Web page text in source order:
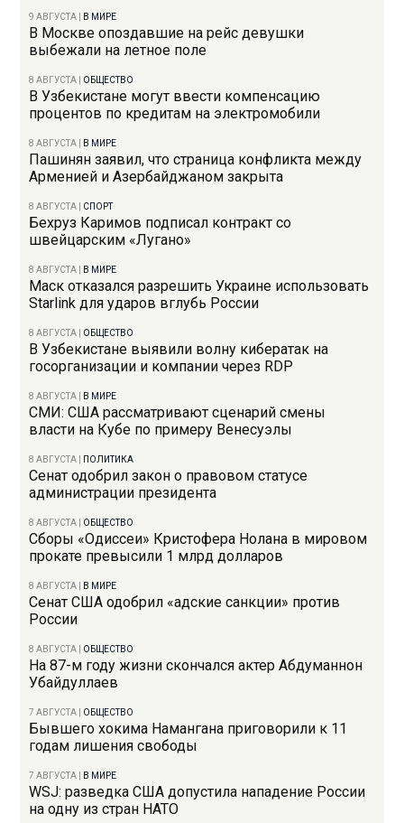
9 АВГУСТА В МИРЕ
В Москве опоздавшие на рейс девушки
выбежали на летное поле
8 АВГУСТА ОБЩЕСТВО
В Узбекистане могут ввести компенсацию
процентов по кредитам на электромобили
8 АВГУСТА В МИРЕ
Пашинян заявил, что страница конфликта между
Арменией и Азербайджаном закрыта
8 АВГУСТА СПОРТ
Бехруз Каримов подписал контракт со
швейцарским «Лугано»
8 АВГУСТА В МИРЕ
Маск отказался разрешить Украине использовать
Starlink для ударов вглубь России
8 АВГУСТА ОБЩЕСТВО
В Узбекистане выявили волну кибератак на
госорганизации и компании через RDP
8 АВГУСТА В МИРЕ
СМИ: США рассматривают сценарий смены
власти на Кубе по примеру Венесуэлы
8 АВГУСТА ПОЛИТИКА
Сенат одобрил закон о правовом статусе
администрации президента
8 АВГУСТА ОБЩЕСТВО
Сборы «Одиссеи» Кристофера Нолана в мировом
прокате превысили 1 млрд долларов
8 АВГУСТА В МИРЕ
Сенат США одобрил «адские санкции» против
России
8 АВГУСТА ОБЩЕСТВО
На 87-м году жизни скончался актер Абдуманнон
Убайдуллаев
7 АВГУСТА ОБЩЕСТВО
Бывшего хокима Намангана приговорили к 11
годам лишения свободы
7 АВГУСТА В МИРЕ
WSJ: разведка США допустила нападение России
на одну из стран НАТО